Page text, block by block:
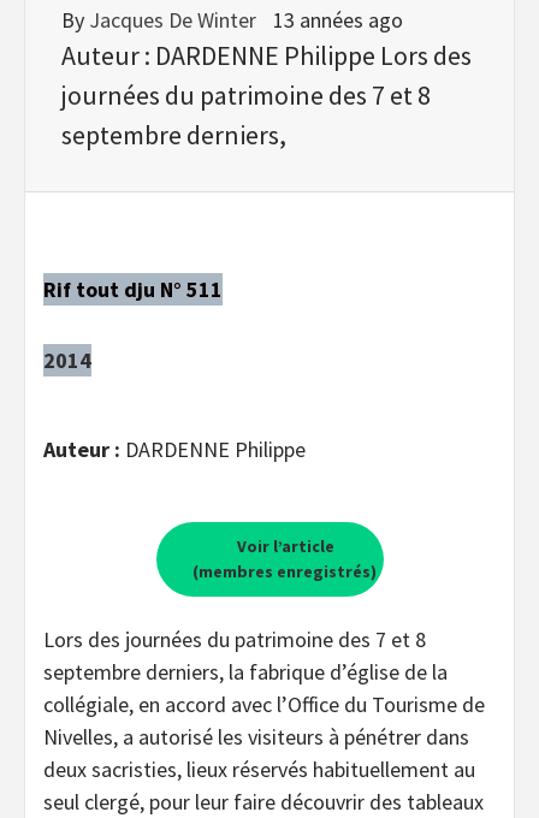
By Jacques De Winter 13 années ago
Auteur : DARDENNE Philippe Lors des
journées du patrimoine des 7 et 8
septembre derniers,
Rif tout dju N° 511
2014
Auteur : DARDENNE Philippe
Voir l’article
(membres enregistrés)
Lors des journées du patrimoine des 7 et 8
septembre derniers, la fabrique d’église de la
collégiale, en accord avec l’Office du Tourisme de
Nivelles, a autorisé les visiteurs à pénétrer dans
deux sacristies, lieux réservés habituellement au
seul clergé, pour leur faire découvrir des tableaux